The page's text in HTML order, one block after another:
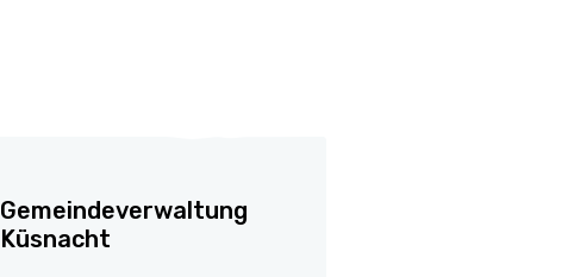
Gemeindeverwaltung
Küsnacht